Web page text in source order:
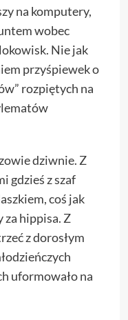
na komputery,
wobec
Nie jak
przyśpiewek o
rozpiętych na
dziwnie. Z
gdzieś z szaf
coś jak
hippisa. Z
z dorosłym
uformowało na